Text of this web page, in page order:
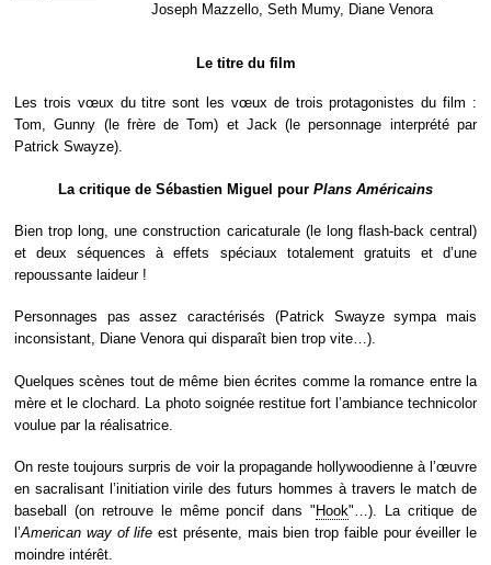
Joseph Mazzello, Seth Mumy, Diane Venora
Le titre du film
Les trois vœux du titre sont les vœux de trois protagonistes du film :
Tom, Gunny (le frère de Tom) et Jack (le personnage interprété par
Patrick Swayze).
La critique de Sébastien Miguel pour Plans Américains
Bien trop long, une construction caricaturale (le long flash-back central)
et deux séquences à effets spéciaux totalement gratuits et d’une
repoussante laideur !
Personnages pas assez caractérisés (Patrick Swayze sympa mais
inconsistant, Diane Venora qui disparaît bien trop vite…).
Quelques scènes tout de même bien écrites comme la romance entre la
mère et le clochard. La photo soignée restitue fort l’ambiance technicolor
voulue par la réalisatrice.
On reste toujours surpris de voir la propagande hollywoodienne à l’œuvre
en sacralisant l’initiation virile des futurs hommes à travers le match de
baseball (on retrouve le même poncif dans " Hook"…). La critique de
l’American way of life est présente, mais bien trop faible pour éveiller le
moindre intérêt.